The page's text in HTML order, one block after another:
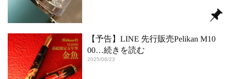
【予告】LINE 先行販売Pelikan M10
00…続きを読む
2025/06/23